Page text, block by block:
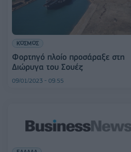
ΚΟΣΜΟΣ
Φορτηγό πλοίο προσάραξε στη
Διώρυγα του Σουέζ
09/01/2023 - 09:55